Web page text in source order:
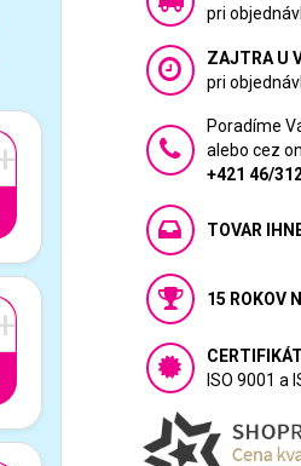
pri
ZAJTRA U
pri
Poradíme
alebo cez
+421 46/
TOVAR
15 ROKOV
ISO 9001 a